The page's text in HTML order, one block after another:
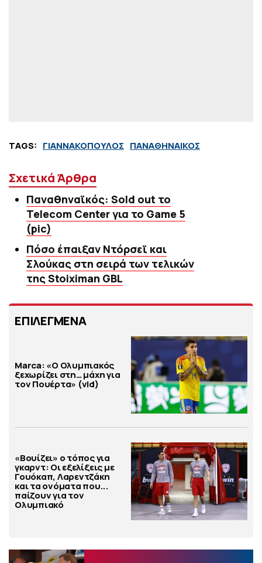
TAGS: ΓΙΑΝΝΑΚΟΠΟΥΛΟΣ ΠΑΝΑΘΗΝΑΙΚΟΣ
Σχετικά Άρθρα
Παναθηναϊκός: Sold out το
Telecom Center για το Game 5
(pic)
Πόσο έπαιξαν Ντόρσεϊ και
Σλούκας στη σειρά των τελικών
της Stoiximan GBL
ΕΠΙΛΕΓΜΕΝΑ
Marca: «Ο Ολυμπιακός
ξεχωρίζει στη… μάχη για
τον Πουέρτα» (vid)
«Βουίζει» ο τόπος για
γκαρντ: Οι εξελίξεις με
Γουόκαπ, Λαρεντζάκη
και τα ονόματα που...
παίζουν για τον
Ολυμπιακό